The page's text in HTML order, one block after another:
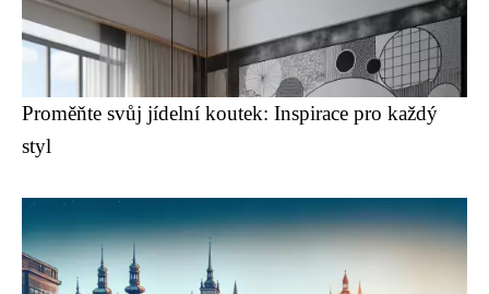
Proměňte svůj jídelní koutek: Inspirace pro každý
styl